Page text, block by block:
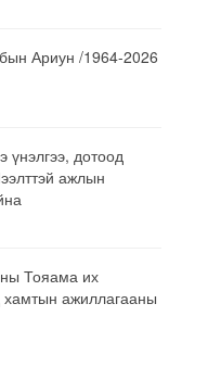
Ариун /1964-2026
үнэлгээ, дотоод
ажлын
Тояама их
хамтын ажиллагааны